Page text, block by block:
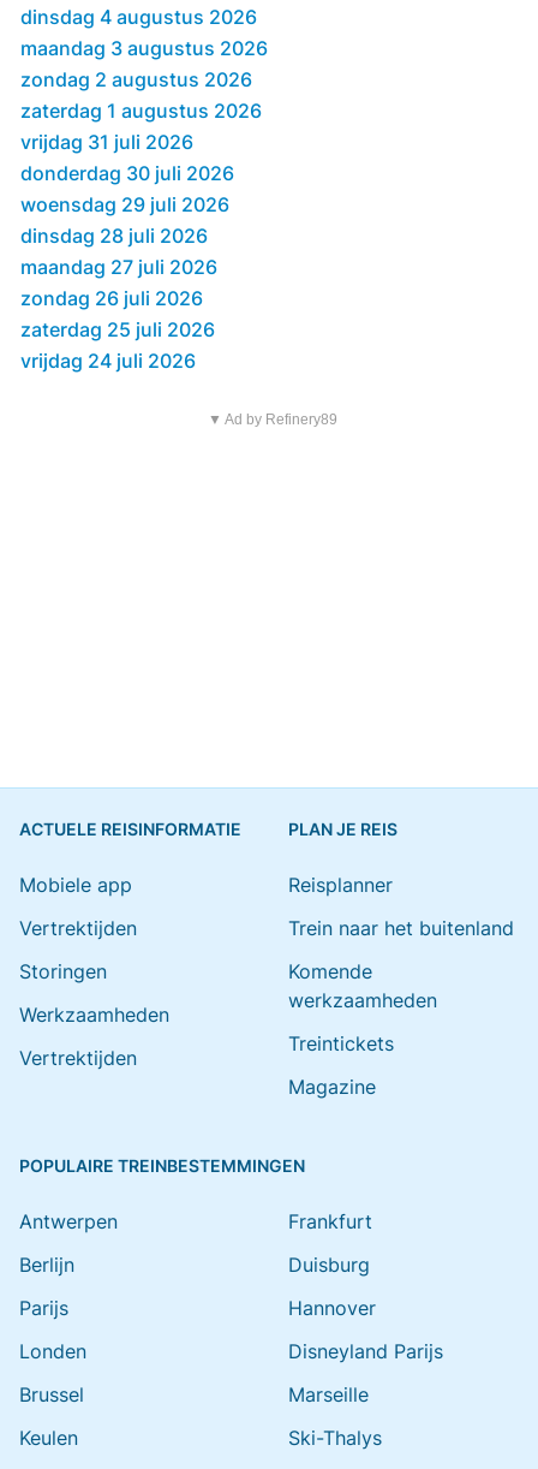
dinsdag 4 augustus 2026
maandag 3 augustus 2026
zondag 2 augustus 2026
zaterdag 1 augustus 2026
vrijdag 31 juli 2026
donderdag 30 juli 2026
woensdag 29 juli 2026
dinsdag 28 juli 2026
maandag 27 juli 2026
zondag 26 juli 2026
zaterdag 25 juli 2026
vrijdag 24 juli 2026
▼ Ad by Refinery89
ACTUELE REISINFORMATIE
Mobiele app
Vertrektijden
Storingen
Werkzaamheden
Vertrektijden
PLAN JE REIS
Reisplanner
Trein naar het buitenland
Komende
werkzaamheden
Treintickets
Magazine
POPULAIRE TREINBESTEMMINGEN
Antwerpen
Berlijn
Parijs
Londen
Brussel
Keulen
Frankfurt
Duisburg
Hannover
Disneyland Parijs
Marseille
Ski-Thalys